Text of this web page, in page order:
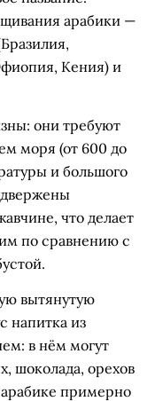
арабики —
Кения) и
они требуют
моря (от 600 до
и большого
что делает
по сравнению с
вытянутую
напитка из
в нём могут
шоколада, орехов
примерно